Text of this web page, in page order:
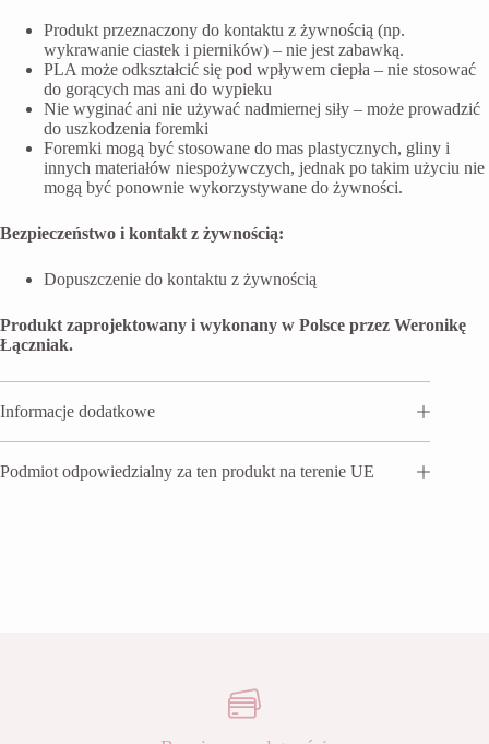
Produkt przeznaczony do kontaktu z żywnością (np.
wykrawanie ciastek i pierników) – nie jest zabawką.
PLA może odkształcić się pod wpływem ciepła – nie stosować
do gorących mas ani do wypieku
Nie wyginać ani nie używać nadmiernej siły – może prowadzić
do uszkodzenia foremki
Foremki mogą być stosowane do mas plastycznych, gliny i
innych materiałów niespożywczych, jednak po takim użyciu nie
mogą być ponownie wykorzystywane do żywności.
Bezpieczeństwo i kontakt z żywnością:
Dopuszczenie do kontaktu z żywnością
Produkt zaprojektowany i wykonany w Polsce przez Weronikę
Łączniak.
Informacje dodatkowe
Podmiot odpowiedzialny za ten produkt na terenie UE